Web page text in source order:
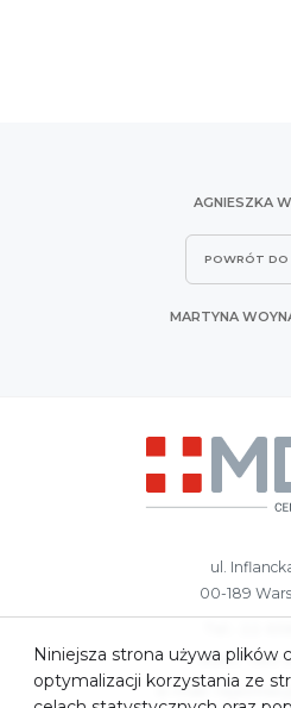
Niniejsza strona używa plików
optymalizacji korzystania ze
AGNIESZKA
POWRÓT DO
MARTYNA
ul.
00-189
kom.: 783
e-mail: